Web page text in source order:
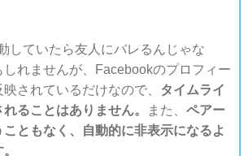
していたら友人にバレるんじゃな
れませんが、Facebookのプロフィー
されているだけなので、
タイムライ
ることはありません。
また、 ペアー
ともなく、自動的に非表示になるよ